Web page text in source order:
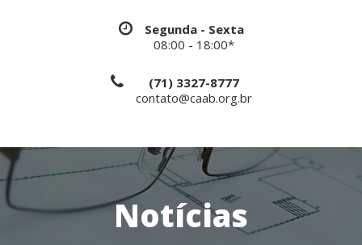
Segunda - Sexta
08:00 - 18:00*
(71) 3327-8777
contato@caab.org.br
Notícias